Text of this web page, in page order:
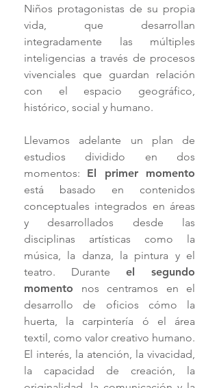
Niños protagonistas de su propia
vida, que desarrollan
integradamente las múltiples
inteligencias a través de procesos
vivenciales que guardan relación
con el espacio geográfico,
histórico, social y humano.
Llevamos adelante un plan de
estudios dividido en dos
momentos: El primer momento
está basado en contenidos
conceptuales integrados en áreas
y desarrollados desde las
disciplinas artísticas como la
música, la danza, la pintura y el
teatro. Durante el segundo
momento nos centramos en el
desarrollo de oficios cómo la
huerta, la carpintería ó el área
textil, como valor creativo humano.
El interés, la atención, la vivacidad,
la capacidad de creación, la